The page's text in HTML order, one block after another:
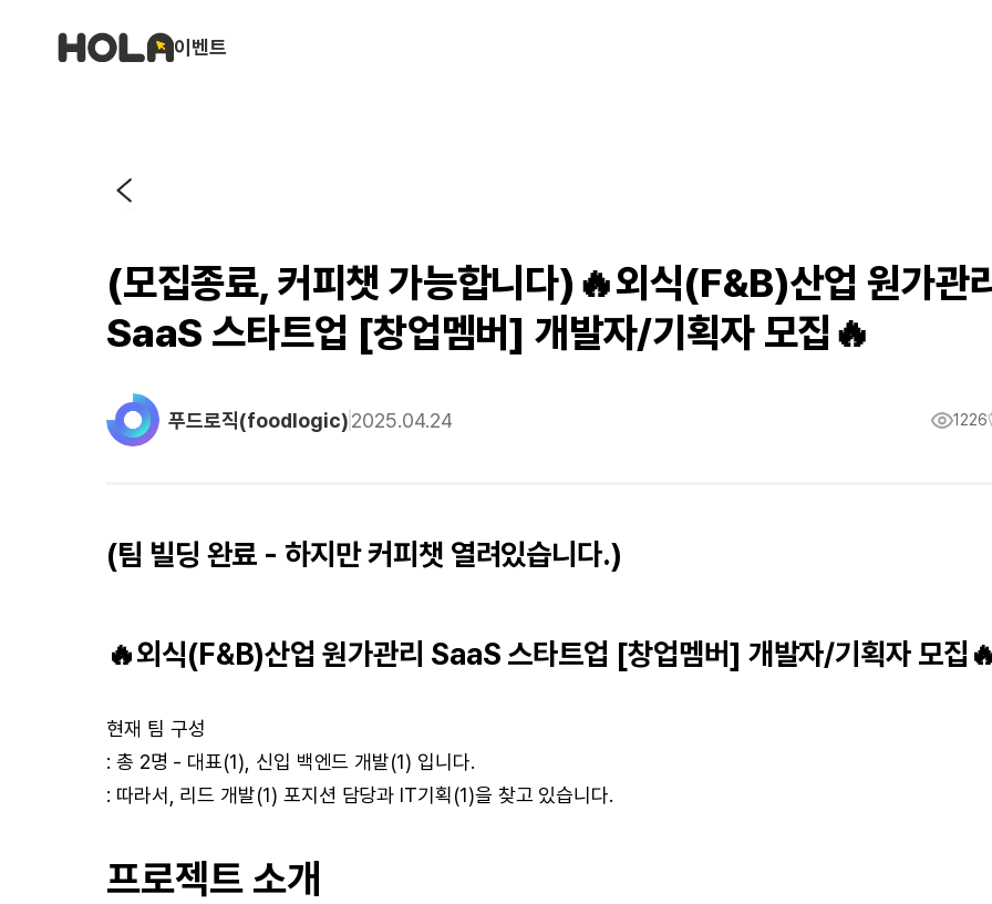
이벤트
(모집종료, 커피챗 가능합니다)🔥외식(F&B)산업 원가관
SaaS 스타트업 [창업멤버] 개발자/기획자 모집🔥
푸드로직(foodlogic)2025.04.24 1226
(팀 빌딩 완료 - 하지만 커피챗 열려있습니다.)
🔥외식(F&B)산업 원가관리 SaaS 스타트업 [창업멤버] 개발자/기획자 모집
현재 팀 구성
: 총 2명 - 대표(1), 신입 백엔드 개발(1) 입니다.
: 따라서, 리드 개발(1) 포지션 담당과 IT기획(1)을 찾고 있습니다.
프로젝트 소개